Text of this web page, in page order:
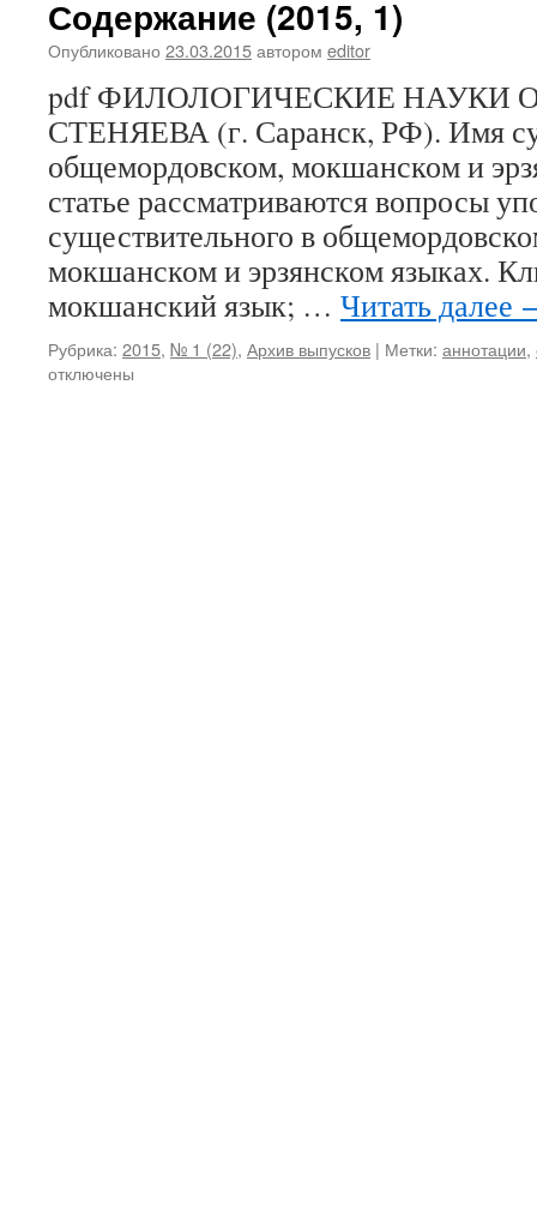
Содержание (2015, 1)
Опубликовано 23.03.2015автором editor
pdf ФИЛОЛОГИЧЕСКИЕ НАУКИ
СТЕНЯЕВА (г. Саранск, РФ). Имя
общемордовском, мокшанском и
статье рассматриваются вопросы
существительного в
мокшанском и эрзянском языках.
мокшанский язык; … Читать далее
Рубрика: 2015, № 1 (22), Архив выпусков | Метки: аннотации,
отключены